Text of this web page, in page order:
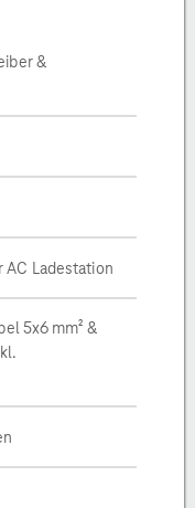
&
Ladestation
5x6 mm² &